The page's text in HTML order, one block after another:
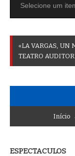
«LA VARGAS UN
TEATRO AUDITOR
Início
ESPECTACULOS